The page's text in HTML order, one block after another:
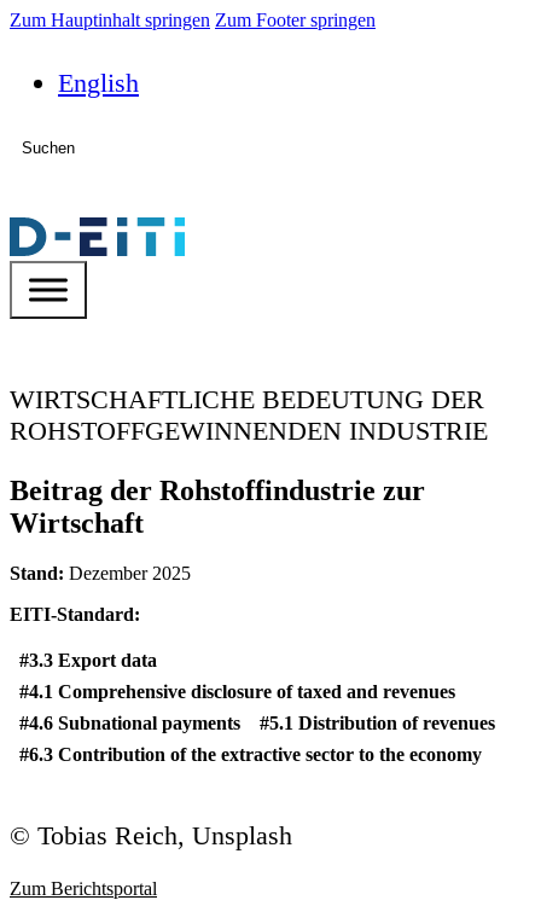
Zum Hauptinhalt springen Zum Footer springen
English
Suchen
WIRTSCHAFTLICHE BEDEUTUNG DER
ROHSTOFFGEWINNENDEN INDUSTRIE
Beitrag der Rohstoffindustrie zur
Wirtschaft
Stand: Dezember 2025
EITI-Standard:
#3.3 Export data
#4.1 Comprehensive disclosure of taxed and revenues
#4.6 Subnational payments
#5.1 Distribution of revenues
#6.3 Contribution of the extractive sector to the economy
© Tobias Reich, Unsplash
Zum Berichtsportal